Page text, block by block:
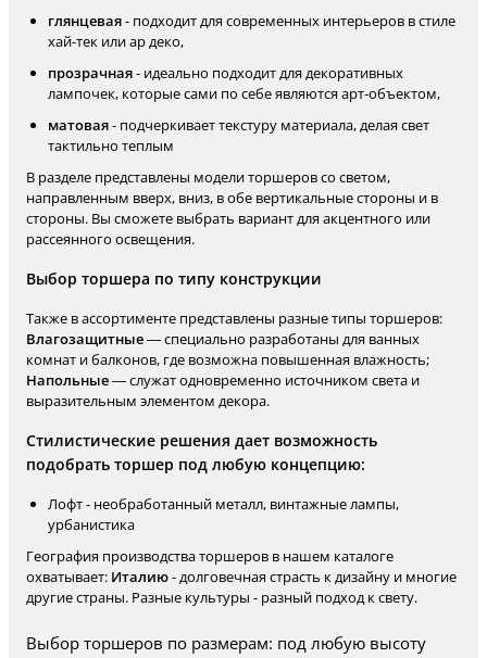
глянцевая- подходит для современных интерьеров в стиле
хай-тек или ар ​​деко,
прозрачная- идеально подходит для декоративных
лампочек, которые сами по себе являются арт-объектом,
матовая- подчеркивает текстуру материала, делая свет
тактильно теплым
В разделе представлены модели торшеров со светом,
направленным вверх, вниз, в обе вертикальные стороны и в
стороны. Вы сможете выбрать вариант для акцентного или
рассеянного освещения.
Выбор торшера по типу конструкции
Также в ассортименте представлены разные типы торшеров:
Влагозащитные— специально разработаны для ванных
комнат и балконов, где возможна повышенная влажность;
Напольные— служат одновременно источником света и
выразительным элементом декора.
Стилистические решения дает возможность
подобрать торшер под любую концепцию:
Лофт - необработанный металл, винтажные лампы,
урбанистика
География производства торшеров в нашем каталоге
охватывает: Италию- долговечная страсть к дизайну и многие
другие страны. Разные культуры - разный подход к свету.
Выбор торшеров по размерам: под любую высоту